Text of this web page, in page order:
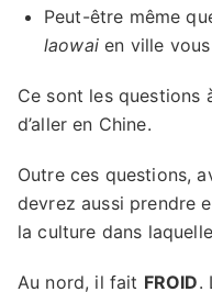
Peut-être même
laowaien ville vous
Ce sont les questions
d’aller en Chine.
Outre ces questions,
devrez aussi prendre
la culture dans
Au nord, il fait FROID.